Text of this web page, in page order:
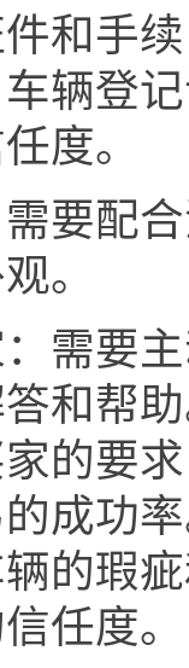
和手
辆登
度。
要配
。
需要
和帮
的要
成功
的瑕
任度。